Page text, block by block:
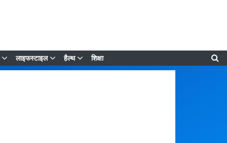
लाइफस्टाइल हैल्थ शिक्षा